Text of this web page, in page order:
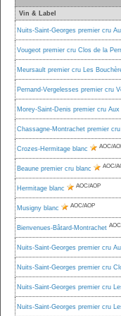
Vin & Label
Nuits-Saint-Georges premier cru
Vougeot premier cru Clos de la
Meursault premier cru Les
Pernand-Vergelesses premier cru
Morey-Saint-Denis premier cru
Chassagne-Montrachet premier
Crozes-Hermitage blanc AOC/
Beaune premier cru blanc AOC/
Hermitage blanc AOC/AOP
Musigny blanc AOC/AOP
Bienvenues-Bâtard-Montrachet
Nuits-Saint-Georges premier cru
Nuits-Saint-Georges premier cru
Nuits-Saint-Georges premier cru
Nuits-Saint-Georges premier cru